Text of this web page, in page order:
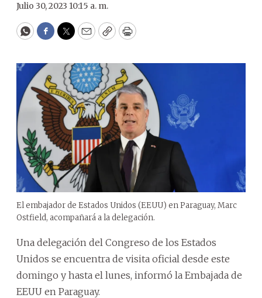
Julio 30, 2023 10:15 a. m.
WhatsApp
Facebook
Twitter
EmailCopyPrint
El embajador de Estados Unidos (EEUU) en Paraguay, Marc
Ostfield, acompañará a la delegación.
Una delegación del Congreso de los Estados
Unidos se encuentra de visita oficial desde este
domingo y hasta el lunes, informó la Embajada de
EEUU en Paraguay.